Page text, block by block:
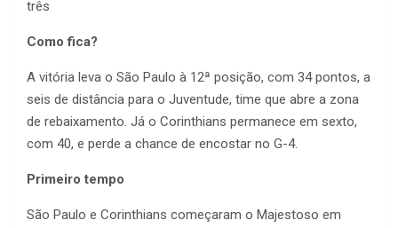
três
Como fica?
A vitória leva o São Paulo à 12ª posição, com 34 pontos, a
seis de distância para o Juventude, time que abre a zona
de rebaixamento. Já o Corinthians permanece em sexto,
com 40, e perde a chance de encostar no G-4.
Primeiro tempo
São Paulo e Corinthians começaram o Majestoso em